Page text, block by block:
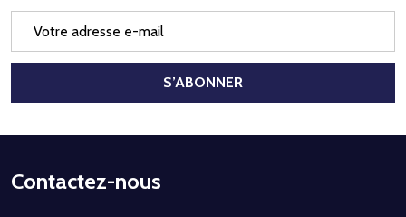
mail
S’ABONNER
Début
Contactez-nous